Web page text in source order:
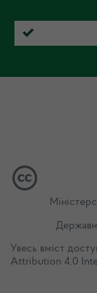
Увесь вміст
Attribution 4.0